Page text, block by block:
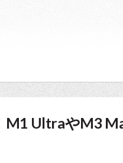
M1 UltraやM3